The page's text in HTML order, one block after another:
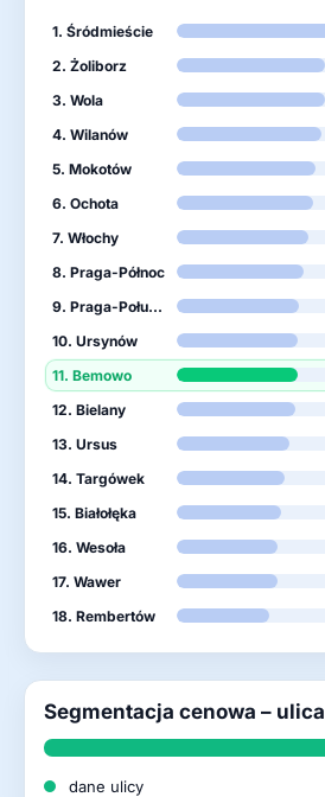
1. Śródmieście
2. Żoliborz
3. Wola
4. Wilanów
5. Mokotów
6. Ochota
7. Włochy
8. Praga-Północ
9. Praga-Południe
10. Ursynów
11. Bemowo
12. Bielany
13. Ursus
14. Targówek
15. Białołęka
16. Wesoła
17. Wawer
18. Rembertów
Segmentacja cenowa – ulica
dane ulicy